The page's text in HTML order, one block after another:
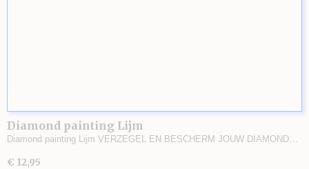
Diamond painting Lijm
Diamond painting Lijm VERZEGEL EN BESCHERM JOUW DIAMOND…
€ 12,95